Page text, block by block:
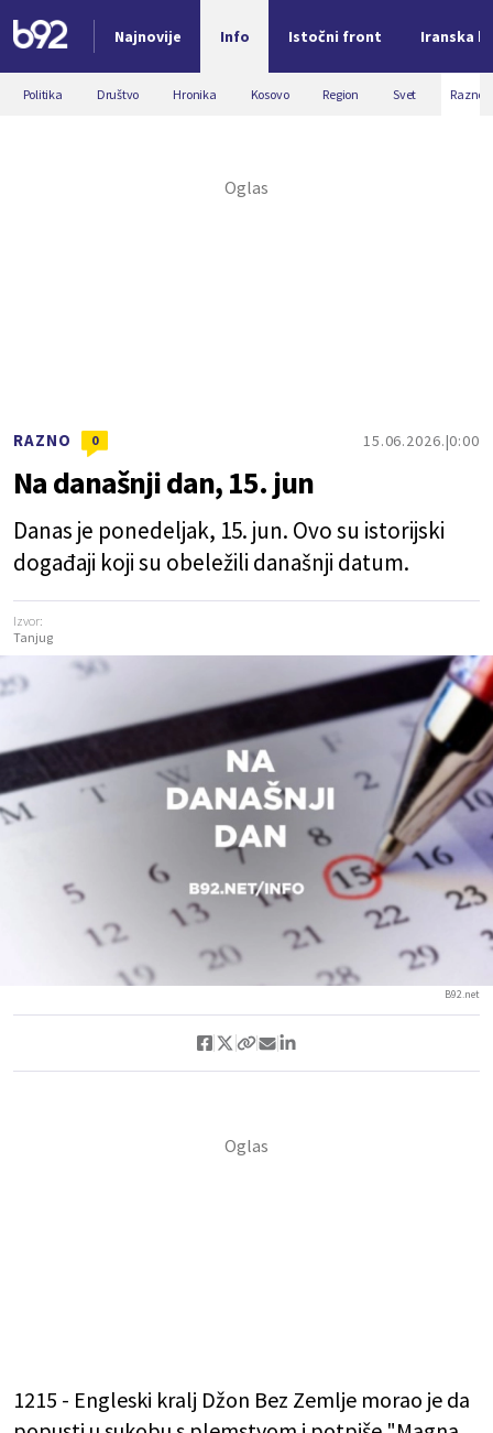
Najnovije Info Istočni front Iranska
Nova vest
Politika Društvo Hronika Kosovo Region Svet Razno
RAZNO 0 15.06.2026. 0:00
Na današnji dan, 15. jun
Danas je ponedeljak, 15. jun. Ovo su istorijski
događaji koji su obeležili današnji datum.
Izvor:
Tanjug
B92.net
1215 - Engleski kralj Džon Bez Zemlje morao je da